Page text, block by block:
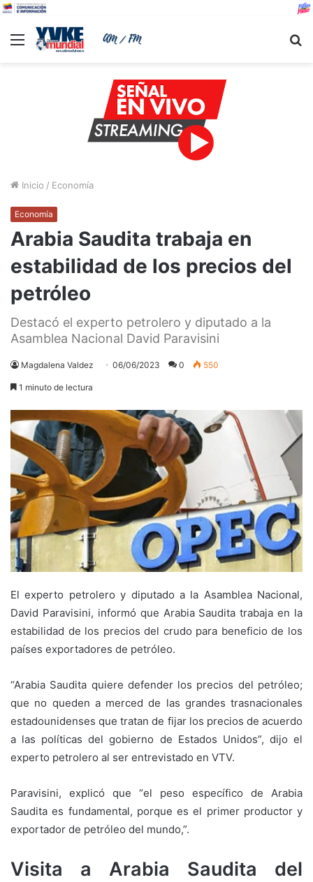
Menu
Inicio / Economía
Economía
Arabia Saudita trabaja en
estabilidad de los precios del
petróleo
Destacó el experto petrolero y diputado a la
Asamblea Nacional David Paravisini
Magdalena Valdez 06/06/2023 0 550
1 minuto de lectura
El experto petrolero y diputado a la Asamblea Nacional,
David Paravisini, informó que Arabia Saudita trabaja en la
estabilidad de los precios del crudo para beneficio de los
países exportadores de petróleo.
“Arabia Saudita quiere defender los precios del petróleo;
que no queden a merced de las grandes trasnacionales
estadounidenses que tratan de fijar los precios de acuerdo
a las políticas del gobierno de Estados Unidos”, dijo el
experto petrolero al ser entrevistado en VTV.
Paravisini, explicó que “el peso específico de Arabia
Saudita es fundamental, porque es el primer productor y
exportador de petróleo del mundo,”.
Visita a Arabia Saudita del